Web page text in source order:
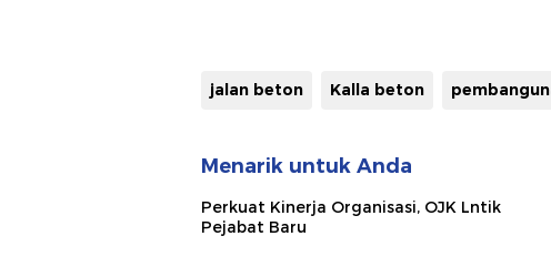
jalan beton Kalla beton
Menarik untuk Anda
Perkuat Kinerja Organisasi, OJK Lntik
Pejabat Baru